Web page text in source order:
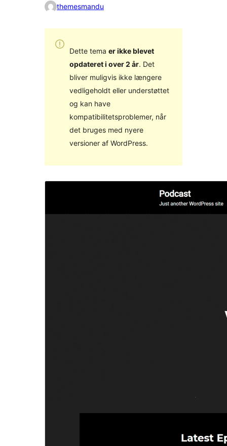
themesmandu
Dette tema er ikke blevet
opdateret i over 2 år. Det
bliver muligvis ikke længere
vedligeholdt eller understøttet
og kan have
kompatibilitetsproblemer, når
det bruges med nyere
versioner af WordPress.